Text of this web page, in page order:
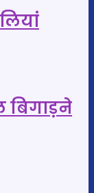
बिगाड़ने